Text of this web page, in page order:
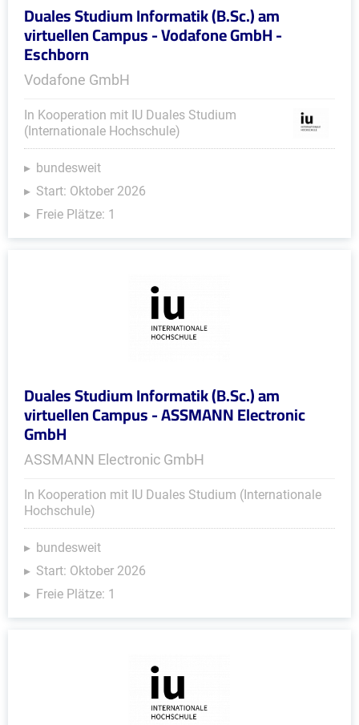
Duales Studium Informatik (B.Sc.) am
virtuellen Campus - Vodafone GmbH -
Eschborn
Vodafone GmbH
In Kooperation mit IU Duales Studium
(Internationale Hochschule)
bundesweit
Start: Oktober 2026
Freie Plätze: 1
Duales Studium Informatik (B.Sc.) am
virtuellen Campus - ASSMANN Electronic
GmbH
ASSMANN Electronic GmbH
In Kooperation mit IU Duales Studium (Internationale
Hochschule)
bundesweit
Start: Oktober 2026
Freie Plätze: 1